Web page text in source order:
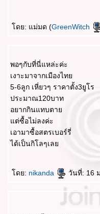
ดย: แม่มด (GreenWitch
พอๆกับที่นี่แหล่ะค่ะ
เงาะมาจากเมืองไท
5-6ลูก เหี่ยวๆ ราคาตั้ง3ยูโร
ประมาณ120บาท
อยากกินแทบตา
ต่ซื้อไม่ลงค่ะ
เอามาซื้อสตรเบอร์รี่
ได้เป็นกิโลๆเล
ดย: nikanda วันที่: 16